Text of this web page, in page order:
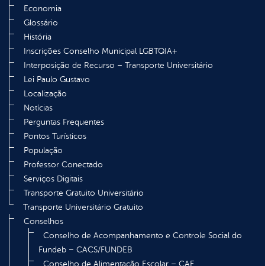
Economia
Glossário
História
Inscrições Conselho Municipal LGBTQIA+
Interposição de Recurso – Transporte Universitário
Lei Paulo Gustavo
Localização
Notícias
Perguntas Frequentes
Pontos Turísticos
População
Professor Conectado
Serviços Digitais
Transporte Gratuito Universitário
Transporte Universitário Gratuito
Conselhos
Conselho de Acompanhamento e Controle Social do
Fundeb – CACS/FUNDEB
Conselho de Alimentação Escolar – CAE